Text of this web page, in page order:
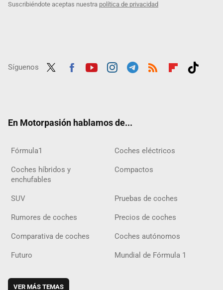
Suscribiéndote aceptas nuestra política de privacidad
Síguenos
En Motorpasión hablamos de...
Fórmula1 Coches eléctricos
Coches híbridos y
enchufables
Compactos
SUV Pruebas de coches
Rumores de coches Precios de coches
Comparativa de coches Coches autónomos
Futuro Mundial de Fórmula 1
VER MÁS TEMAS